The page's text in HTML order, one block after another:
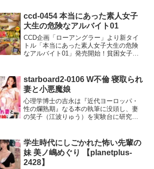
ccd-0454 本当にあった素人女子
大生の危険なアルバイト01
CCD企画「ローアングラー」より新タイ
トル「本当にあった素人女子大生の危険
なアルバイト01」発売開始！貧困女子大
のは粘着質のセクハラオヤジ達！それで
も日頃のうっぷんばらしに脱ぎまくって
います！就職活動とかどうなってるんで
しょうか？心配してしまうほどだらしな
い女子達です！
starboard2-0106 W不倫 寝取られ
妻と小悪魔娘
心理学博士の吉永は『近代ヨーロッパ・
性の爛熟期』なる本の執筆に没頭し、妻
の笑子（江波りゅう）を実験台に研究を
トナーの准教授・村木に昨夜の誘発快楽
行為について報告すると後日、夫婦関係
の修復の為にと村木の元恋人・ひとみ
（あやね遥菜）を吉永の専任秘書として
学生時代にしごかれた怖い先輩の
妹 美ノ嶋めぐり 【planetplus-
2428】